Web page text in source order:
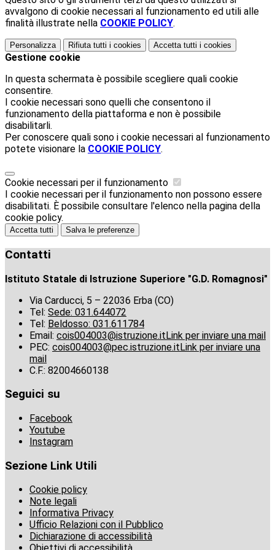
avvalgono di cookie necessari al funzionamento ed utili alle
finalità illustrate nella COOKIE POLICY.
Personalizza Rifiuta tutti i cookies Accetta tutti i cookies
Gestione cookie
In questa schermata è possibile scegliere quali cookie
consentire.
I cookie necessari sono quelli che consentono il
funzionamento della piattaforma e non è possibile
disabilitarli.
Per conoscere quali sono i cookie necessari al funzionamento
potete visionare la COOKIE POLICY.
Cookie necessari per il funzionamento
I cookie necessari per il funzionamento non possono essere
disabilitati. È possibile consultare l'elenco nella pagina della
cookie policy.
Accetta tutti Salva le preferenze
Contatti
Istituto Statale di Istruzione Superiore "G.D. Romagnosi"
Via Carducci, 5 – 22036 Erba (CO)
Tel: Sede: 031.644072
Tel: Beldosso: 031.611784
Email: cois004003@istruzione.itLink per inviare una mail
PEC: cois004003@pec.istruzione.itLink per inviare una
mail
C.F.: 82004660138
Seguici su
Facebook
Youtube
Instagram
Sezione Link Utili
Cookie policy
Note legali
Informativa Privacy
Ufficio Relazioni con il Pubblico
Dichiarazione di accessibilità